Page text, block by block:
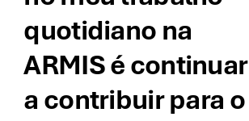
quotidiano na
ARMIS é continuar
a contribuir para o